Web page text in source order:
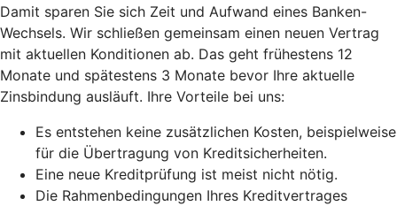
Damit sparen Sie sich Zeit und Aufwand eines Banken-
Wechsels. Wir schließen gemeinsam einen neuen Vertrag
mit aktuellen Konditionen ab. Das geht frühestens 12
Monate und spätestens 3 Monate bevor Ihre aktuelle
Zinsbindung ausläuft. Ihre Vorteile bei uns:
Es entstehen keine zusätzlichen Kosten, beispielweise
für die Übertragung von Kreditsicherheiten.
Eine neue Kreditprüfung ist meist nicht nötig.
Die Rahmenbedingungen Ihres Kreditvertrages